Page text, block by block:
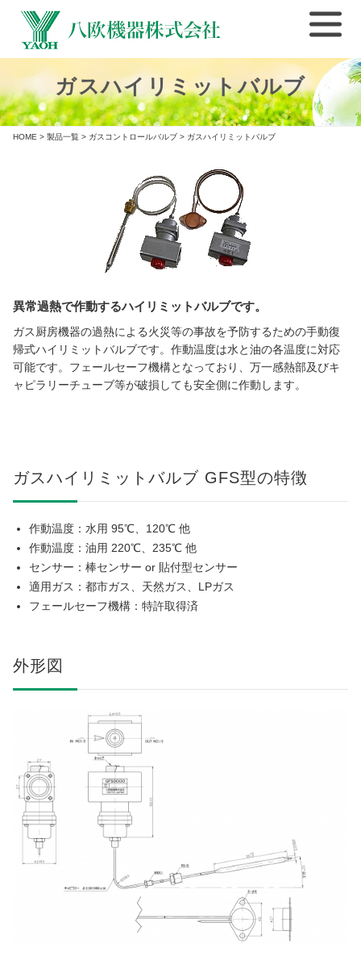
ガスハイリミットバルブ
HOME > 製品一覧 > ガスコントロールバルブ > ガスハイリミットバルブ
異常過熱で作動するハイリミットバルブです。
ガス厨房機器の過熱による火災等の事故を予防するための手動復
帰式ハイリミットバルブです。作動温度は水と油の各温度に対応
可能です。フェールセーフ機構となっており、万一感熱部及びキ
ャピラリーチューブ等が破損しても安全側に作動します。
ガスハイリミットバルブ GFS型の特徴
作動温度：水用 95℃、120℃ 他
作動温度：油用 220℃、235℃ 他
センサー：棒センサー or 貼付型センサー
適用ガス：都市ガス、天然ガス、LPガス
フェールセーフ機構：特許取得済
外形図